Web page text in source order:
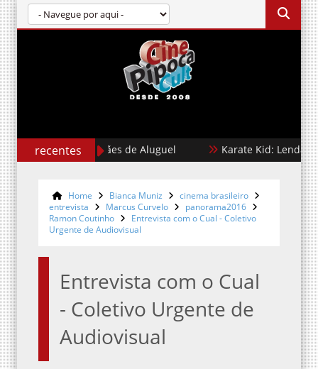
recentes Cães de Aluguel Karate Kid: Lendas
Home Bianca Muniz
cinema brasileiro
entrevista
Marcus Curvelo
panorama2016
Ramon Coutinho
Entrevista com o Cual - Coletivo
Urgente de Audiovisual
Entrevista com o Cual
- Coletivo Urgente de
Audiovisual